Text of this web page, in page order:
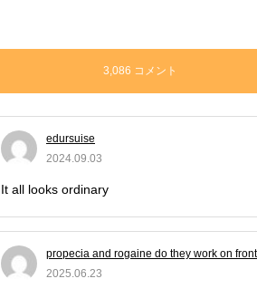
3,086 コメント
edursuise
2024.09.03
It all looks ordinary
propecia and rogaine do they work on
2025.06.23